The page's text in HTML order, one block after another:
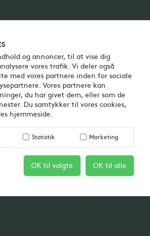
og annoncer, til at vise dig
vores trafik. Vi deler også
med vores partnere inden for sociale
Vores partnere kan
du har givet dem, eller som de
Du samtykker til vores cookies,
hjemmeside.
Statistik Marketing
OK til valgte OK til alle
Produkter Kvalitet